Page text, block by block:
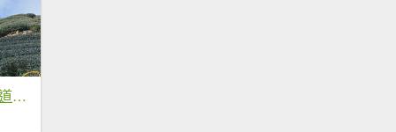
雲嘉大尖山(挑筍古道上)1150209